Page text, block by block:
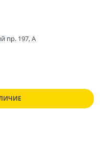
пр. 197, А